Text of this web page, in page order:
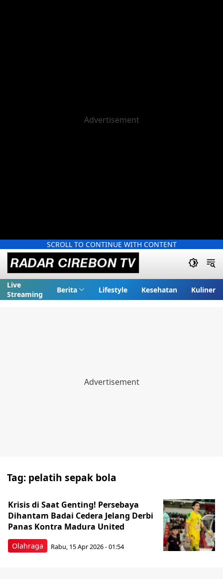
SCROLL TO CONTINUE WITH CONTENT
Live
Streaming
Berita Lifestyle Kesehatan Kuliner
Tag: pelatih sepak bola
Olahraga
Krisis di Saat Genting! Persebaya
Dihantam Badai Cedera Jelang Derbi
Panas Kontra Madura United
Rabu, 15 Apr 2026 - 01:54